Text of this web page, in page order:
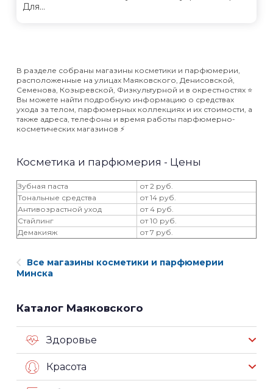
Для...
В разделе собраны магазины косметики и парфюмерии,
расположенные на улицах Маяковского, Денисовской,
Семенова, Козыревской, Физкультурной и в окрестностях ⭐️
Вы можете найти подробную информацию о средствах
ухода за телом, парфюмерных коллекциях и их стоимости, а
также адреса, телефоны и время работы парфюмерно-
косметических магазинов ⚡️
Косметика и парфюмерия - Цены
Зубная паста
от 2 руб.
Тональные средства
от 14 руб.
Антивозрастной уход
от 4 руб.
Стайлинг
от 10 руб.
Демакияж
от 7 руб.
Все магазины косметики и парфюмерии
Минска
Каталог Маяковского
Здоровье
Красота